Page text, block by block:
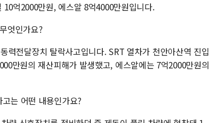
억2000만원, 에스알 8억4000만원입니다.
엇인가요?
력전달장치 탈락사고입니다. SRT 열차가 천안아산역 진입
만원의 재산피해가 발생했고, 에스알에는 7억2000만원의
는 어떤 내용인가요?